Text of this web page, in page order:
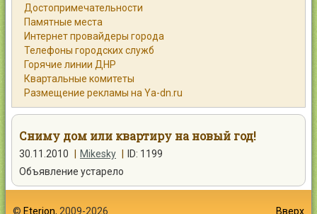
Работа
Объявления
Помощь
Войти
Достопримечательности
Памятные места
Интернет провайдеры города
Телефоны городских служб
Горячие линии ДНР
Квартальные комитеты
Размещение рекламы на Ya-dn.ru
Сниму дом или квартиру на новый год!
30.11.2010 Mikesky
ID: 1199
Объявление устарело
© Eterion, 2009-2026 Вверх